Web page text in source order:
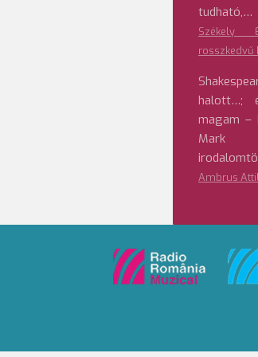
tudható,…
Székely
rosszkedvű
halott…;
magam –
Mark
Ambrus